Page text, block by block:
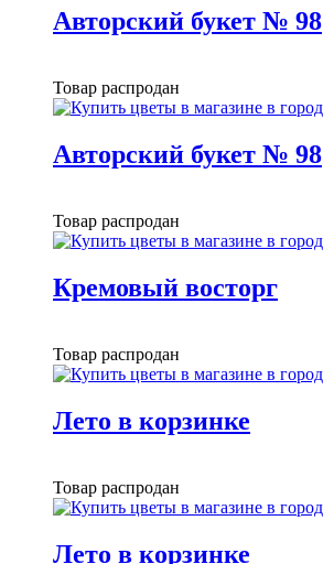
Авторский букет № 98
Товар распродан
Авторский букет № 98
Товар распродан
Кремовый восторг
Товар распродан
Лето в корзинке
Товар распродан
Лето в корзинке